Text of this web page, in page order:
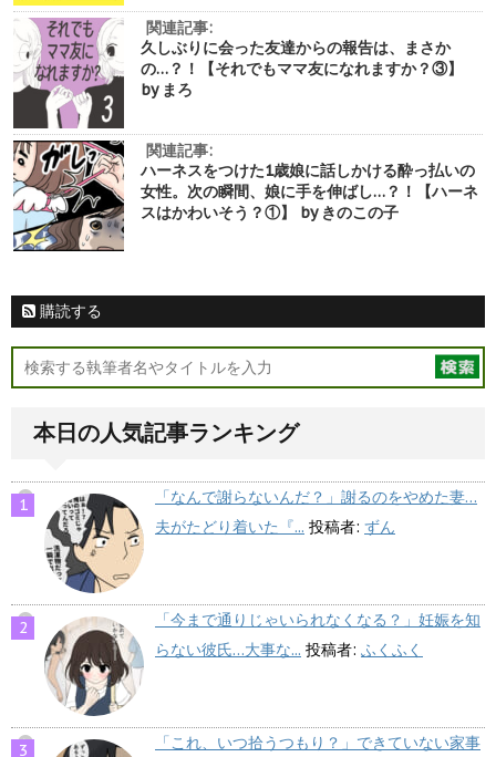
関連記事:
久しぶりに会った友達からの報告は、まさか
の…？！【それでもママ友になれますか？③】
by まろ
関連記事:
ハーネスをつけた1歳娘に話しかける酔っ払いの
女性。次の瞬間、娘に手を伸ばし…？！【ハーネ
スはかわいそう？①】 by きのこの子
購読する
本日の人気記事ランキング
「なんで謝らないんだ？」謝るのをやめた妻…
夫がたどり着いた『... 投稿者: ずん
「今まで通りじゃいられなくなる？」妊娠を知
らない彼氏…大事な... 投稿者: ふくふく
「これ、いつ拾うつもり？」できていない家事